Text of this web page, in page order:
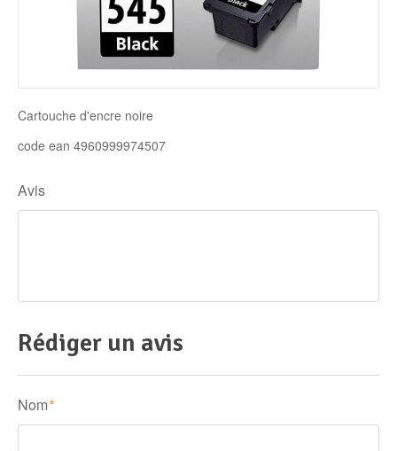
Cartouche d'encre noire
code ean 4960999974507
Avis
Rédiger un avis
Nom *